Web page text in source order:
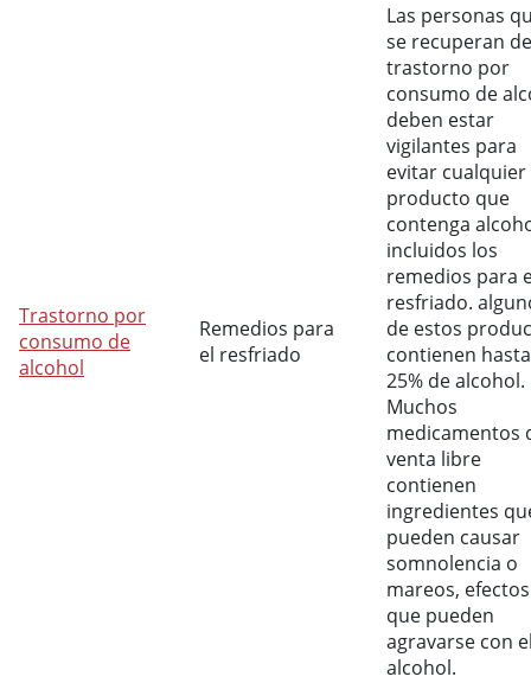
Trastornos crónicos y fármacos sin receta médica
Trastorno por
consumo de
alcohol
Remedios para
el resfriado
Las personas
se recuperan
trastorno por
consumo de
deben estar
vigilantes para
evitar cualquier
producto que
contenga
incluidos los
remedios para
resfriado.
de estos
contienen
25% de alcohol.
Muchos
medicamentos
venta libre
contienen
ingredientes
pueden causar
somnolencia o
mareos, efectos
que pueden
agravarse con
alcohol.